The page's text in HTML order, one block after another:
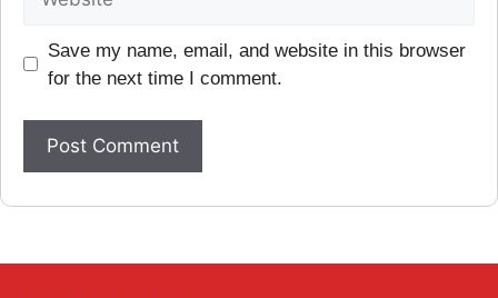
Save my name, email, and website in this browser
for the next time I comment.